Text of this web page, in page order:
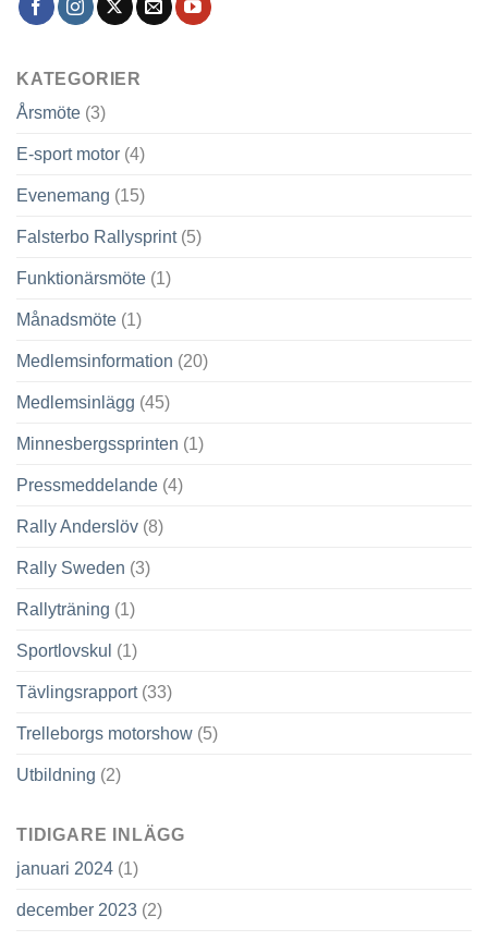
KATEGORIER
Årsmöte (3)
E-sport motor (4)
Evenemang (15)
Falsterbo Rallysprint(5)
Funktionärsmöte (1)
Månadsmöte (1)
Medlemsinformation (20)
Medlemsinlägg (45)
Minnesbergssprinten (1)
Pressmeddelande (4)
Rally Anderslöv (8)
Rally Sweden (3)
Rallyträning (1)
Sportlovskul (1)
Tävlingsrapport(33)
Trelleborgs motorshow (5)
Utbildning (2)
TIDIGARE INLÄGG
januari 2024 (1)
december 2023 (2)